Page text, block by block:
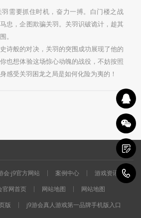
需要抓住时机，奋力一搏。白门楼之战
忠，企图欺骗关羽。关羽识破诡计，趁其
。
诗般的对决，关羽的突围成功展现了他的
也想体验这场惊心动魄的战役，不妨按照
感受关羽困龙之局是如何化险为夷的！
会·j9官方网站 案例中心
游戏资讯
官网首页 网站地图
网站地图
版
j9游会真人游戏第一品牌手机版入口